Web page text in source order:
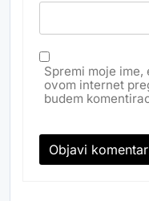
Spremi moje
ovom internet
budem